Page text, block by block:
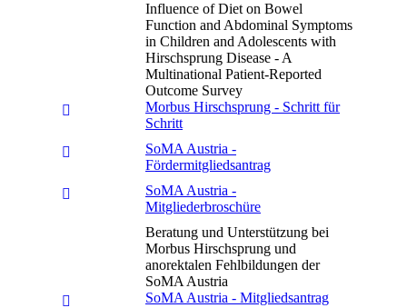
Influence of Diet on Bowel
Function and Abdominal Symptoms
in Children and Adolescents with
Hirschsprung Disease - A
Multinational Patient-Reported
Outcome Survey
Morbus Hirschsprung - Schritt für
Schritt
SoMA Austria -
Fördermitgliedsantrag
SoMA Austria -
Mitgliederbroschüre
Beratung und Unterstützung bei
Morbus Hirschsprung und
anorektalen Fehlbildungen der
SoMA Austria
SoMA Austria - Mitgliedsantrag